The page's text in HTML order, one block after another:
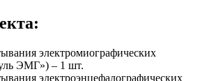
электромиографических
ЭМГ») – 1 шт.
электроэнцефалографических